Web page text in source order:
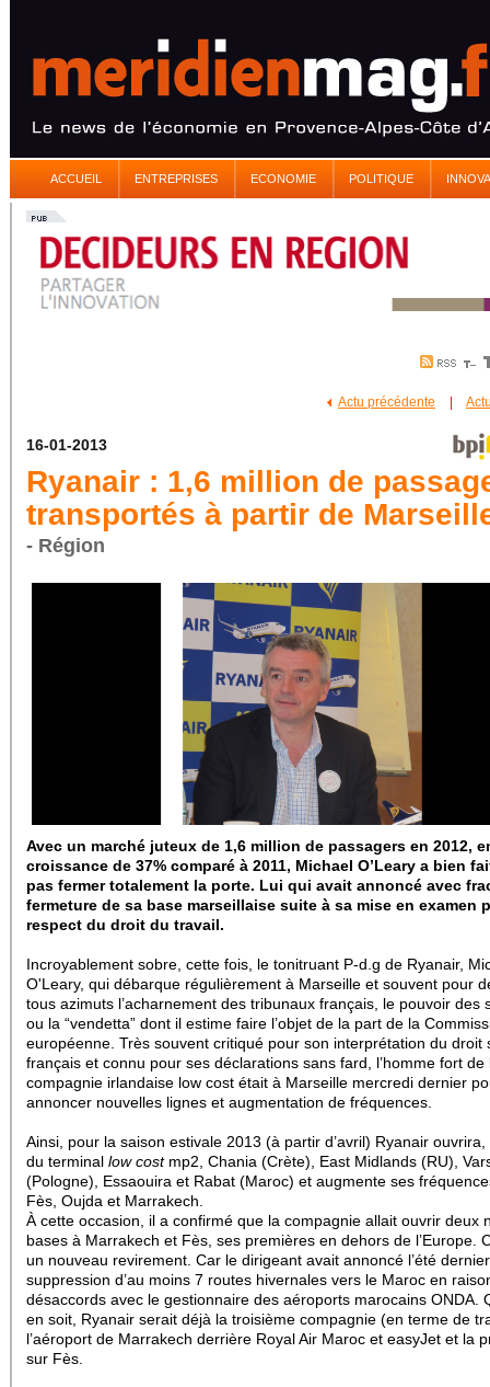
ACCUEIL ENTREPRISES ECONOMIE POLITIQUE
Actu précédente
16-01-2013
Ryanair : 1,6 million de
transportés à partir de
- Région
Avec un marché juteux de 1,6 million de passagers en 2012,
croissance de 37% comparé à 2011, Michael O’Leary a bien
pas fermer totalement la porte. Lui qui avait annoncé avec
fermeture de sa base marseillaise suite à sa mise en examen
respect du droit du travail.
Incroyablement sobre, cette fois, le tonitruant P-d.g de Ryanair,
O'Leary, qui débarque régulièrement à Marseille et souvent pour
tous azimuts l’acharnement des tribunaux français, le pouvoir des
ou la “vendetta” dont il estime faire l’objet de la part de la
européenne. Très souvent critiqué pour son interprétation du droit
français et connu pour ses déclarations sans fard, l’homme fort de
compagnie irlandaise low cost était à Marseille mercredi dernier
annoncer nouvelles lignes et augmentation de fréquences.
Ainsi, pour la saison estivale 2013 (à partir d’avril) Ryanair
du terminal low costmp2, Chania (Crète), East Midlands (RU),
(Pologne), Essaouira et Rabat (Maroc) et augmente ses
Fès, Oujda et Marrakech.
À cette occasion, il a confirmé que la compagnie allait ouvrir deux
bases à Marrakech et Fès, ses premières en dehors de l’Europe.
un nouveau revirement. Car le dirigeant avait annoncé l’été
suppression d’au moins 7 routes hivernales vers le Maroc en
désaccords avec le gestionnaire des aéroports marocains ONDA.
en soit, Ryanair serait déjà la troisième compagnie (en terme de
l’aéroport de Marrakech derrière Royal Air Maroc et easyJet et la
sur Fès.